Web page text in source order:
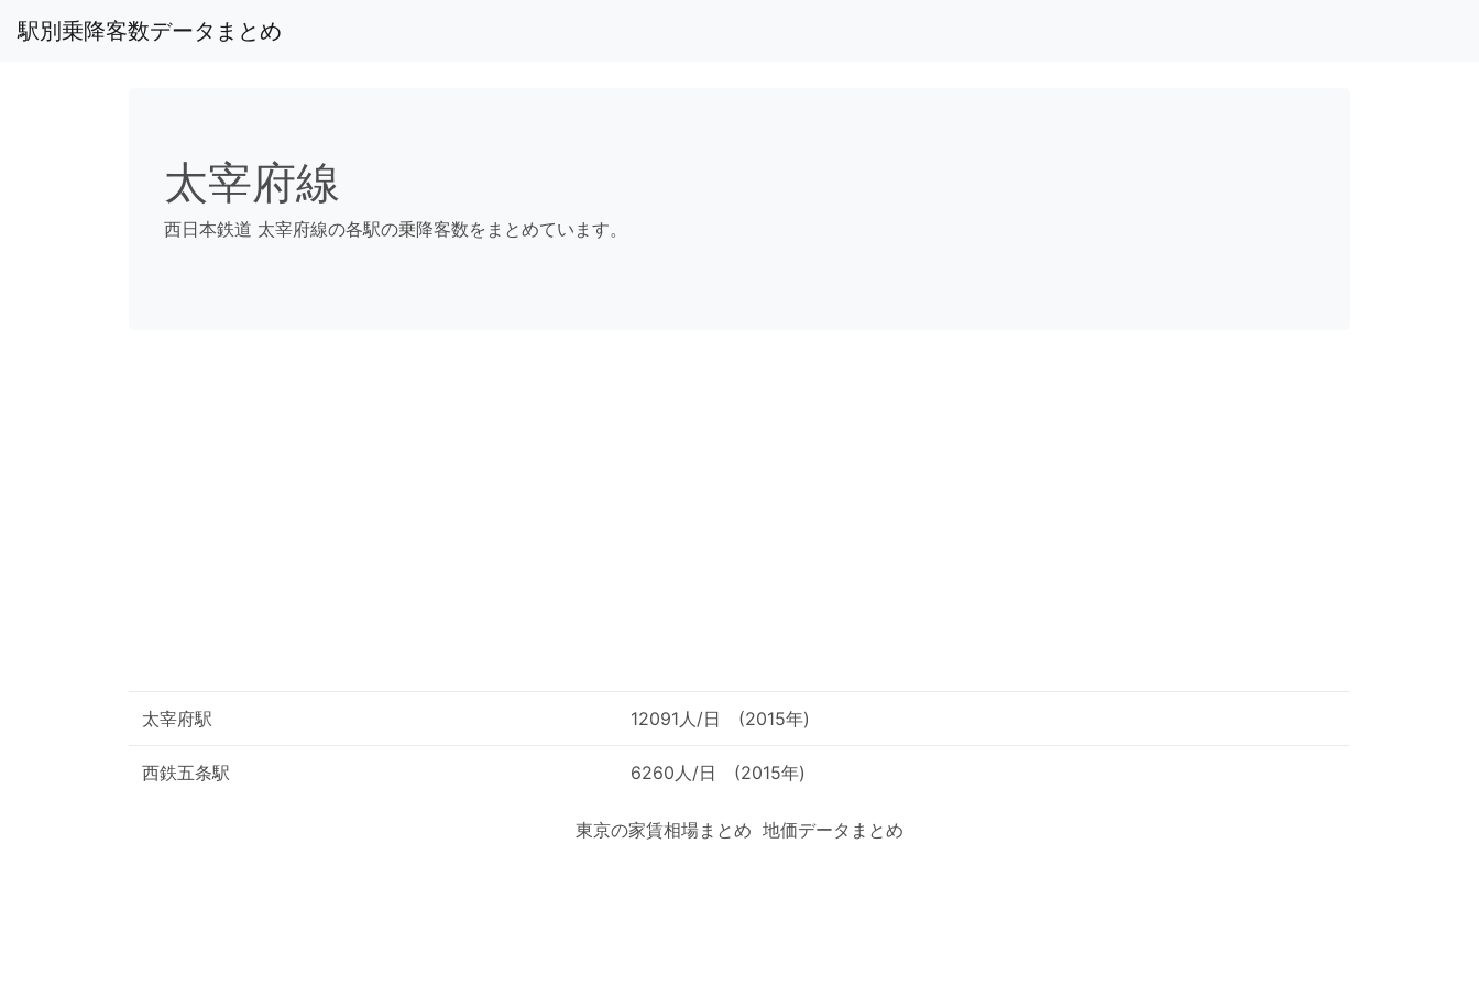
駅別乗降客数データまとめ
太宰府線
西日本鉄道 太宰府線の各駅の乗降客数をまとめています。
太宰府駅 12091人/日 (2015年)
西鉄五条駅 6260人/日 (2015年)
東京の家賃相場まとめ 地価データまとめ